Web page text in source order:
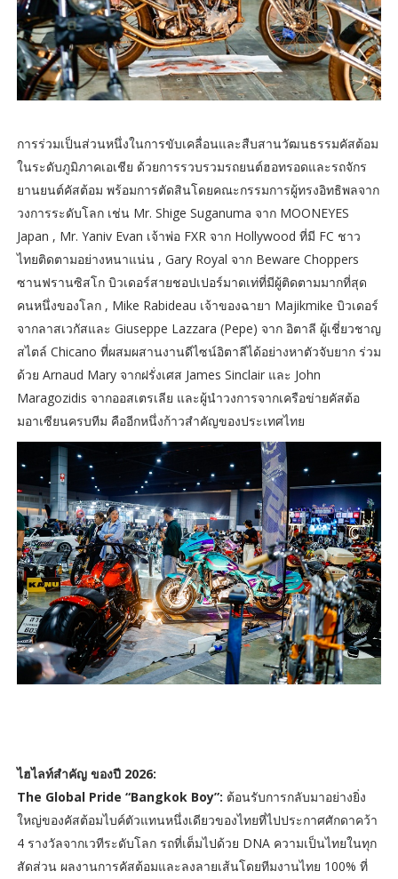
การร่วมเป็นส่วนหนึ่งในการขับเคลื่อนและสืบสานวัฒนธรรมคัสต้อม
ในระดับภูมิภาคเอเชีย ด้วยการรวบรวมรถยนต์ฮอทรอดและรถจักร
ยานยนต์คัสต้อม พร้อมการตัดสินโดยคณะกรรมการผู้ทรงอิทธิพลจาก
วงการระดับโลก เช่น Mr. Shige Suganuma จาก MOONEYES
Japan , Mr. Yaniv Evan เจ้าพ่อ FXR จาก Hollywood ที่มี FC ชาว
ไทยติดตามอย่างหนาแน่น , Gary Royal จาก Beware Choppers
ซานฟรานซิสโก บิวเดอร์สายชอปเปอร์มาดเท่ที่มีผู้ติดตามมากที่สุด
คนหนึ่งของโลก , Mike Rabideau เจ้าของฉายา Majikmike บิวเดอร์
จากลาสเวกัสและ Giuseppe Lazzara (Pepe) จาก อิตาลี ผู้เชี่ยวชาญ
สไตล์ Chicano ที่ผสมผสานงานดีไซน์อิตาลีได้อย่างหาตัวจับยาก ร่วม
ด้วย Arnaud Mary จากฝรั่งเศส James Sinclair และ John
Maragozidis จากออสเตรเลีย และผู้นำวงการจากเครือข่ายคัสต้อ
มอาเซียนครบทีม คืออีกหนึ่งก้าวสำคัญของประเทศไทย
ไฮไลท์สำคัญ ของปี 2026:
The Global Pride “Bangkok Boy”: ต้อนรับการกลับมาอย่างยิ่ง
ใหญ่ของคัสต้อมไบค์ตัวแทนหนึ่งเดียวของไทยที่ไปประกาศศักดาคว้า
4 รางวัลจากเวทีระดับโลก รถที่เต็มไปด้วย DNA ความเป็นไทยในทุก
สัดส่วน ผลงานการคัสต้อมและลงลายเส้นโดยทีมงานไทย 100% ที่